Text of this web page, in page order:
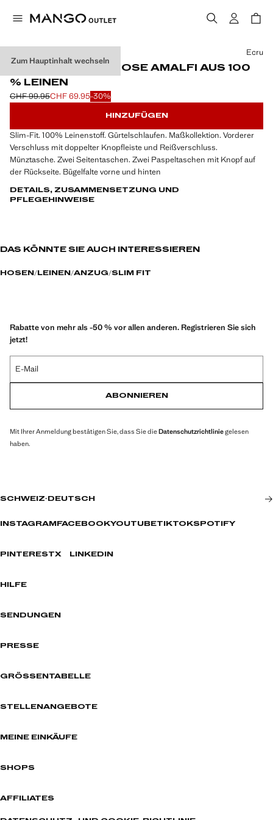
Zum Hauptinhalt wechseln
SLIM-FIT-ANZUGHOSE AMALFI AUS 100
% LEINEN
Ausgangspreis durchgestrichen [CHF 99.95 ]
CHF 99.95
Aktueller Preis [CHF 69.95 ]
CHF 69.95-30%
Wählen Sie eine Farbe
Ecru
HINZUFÜGEN
Slim-Fit. 100% Leinenstoff. Gürtelschlaufen. Maßkollektion. Vorderer
Verschluss mit doppelter Knopfleiste und Reißverschluss.
Münztasche. Zwei Seitentaschen. Zwei Paspeltaschen mit Knopf auf
der Rückseite. Bügelfalte vorne und hinten
DETAILS, ZUSAMMENSETZUNG UND
PFLEGEHINWEISE
DAS KÖNNTE SIE AUCH INTERESSIEREN
HOSEN LEINEN ANZUG SLIM FIT
Rabatte von mehr als -50 % vor allen anderen. Registrieren Sie sich
jetzt!
E-Mail
ABONNIEREN
Mit Ihrer Anmeldung bestätigen Sie, dass Sie dieDatenschutzrichtliniegelesen
haben.
SCHWEIZ· DEUTSCH
INSTAGRAM FACEBOOKYOUTUBETIKTOKSPOTIFY
PINTERESTX LINKEDIN
HILFE
SENDUNGEN
PRESSE
GRÖSSENTABELLE
STELLENANGEBOTE
MEINE EINKÄUFE
SHOPS
AFFILIATES